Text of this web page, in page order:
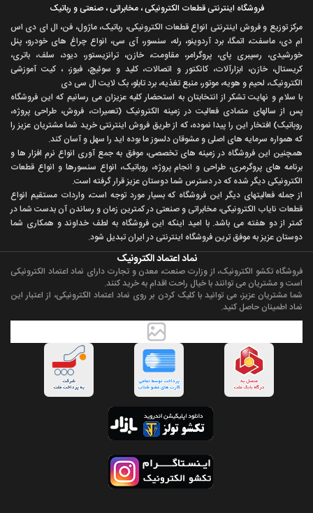
فروشگاه اینترنتی قطعات الکترونیکی ، مخابراتی ، صنعتی و رباتیک
مرکز توزیع و فروش اینترنتی انواع قطعات الکترونیکی، رباتیک، ماژول، فن، ال ای دی اس
ام دی، ماسفت، اتمگا، برد آردوینو، رله، سنسور، آی سی، انواع چراغ های خودرو، پنل
خورشیدی، رسپبری پای، پروگرامر، مقاومت، خازن، ترانزیستور، دیود، سلف، باتری،
کریستال، خازن، ابزارآلات، کانکتور و اتصالات، کلید و سوئیچ، فیوز، ، کیت آموزشی
الکترونیک، لحیم و هویه، موتور، منبع تغذیه، برد تابلو، بک لایت ال سی دی
با سلام و نهايت تشکر از انتخابتان به استحضار کليه عزيزان می رسانيم که اين فروشگاه
پس از سالهای متمادی فعاليت در زمينه الکترونيک (تعميرات، فروش، طراحی پروژه،
روباتيک) افتخار اين را پيدا نموده، که از طريق فروش اينترنتی خريد شما مشتريان عزيز را
که همواره سرمايه های اصلی و مشوقان دلسوز ما بوده ايد را سهل و آسان کند.
همچنين اين فروشگاه در زمينه های تخصصی، موفق به جمع آوری انواع نرم افزار ها و
برنامه های پروگرمری، طراحی و انجام پروژه، روباتيک، انواع سنسورها و انواع قطعات
الکترونيکی ديگر شده که در دسترس شما دوستان عزيز قرار گرفته است.
از جمله فعاليتهای ديگر اين فروشگاه که بسيار مورد توجه است، واردات مستقیم انواع
قطعات ناياب الکترونيکی، مخابراتی و صنعتی در کمترين زمان و رساندن آن بدست شما در
کمتر از دو هفته می باشد. با اميد اينکه اين فروشگاه به لطف خداوند و همکاری شما
دوستان عزيز به موفق ترين فروشگاه اینترنتی در ایران تبديل شود.
نماد اعتماد الکترونیک
فروشگاه تکشو الکترونیک، از وزارت صنعت، معدن و تجارت دارای نماد اعتماد الکترونیکی
است و مشتریان می توانند با خیال راحت اقدام به خرید کنند.
شما مشتریان عزیز، می توانید با کلیک کردن بر روی نماد اعتماد الکترونیکی، از اعتبار این
نماد اطمینان حاصل کنید.